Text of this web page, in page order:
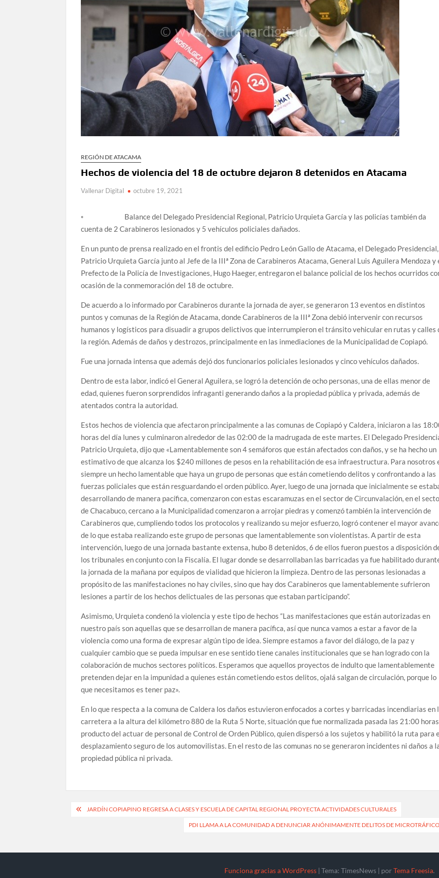
REGIÓN DE ATACAMA
Hechos de violencia del 18 de octubre dejaron 8 detenidos en Atacama
Vallenar Digital octubre 19, 2021
◦ Balance del Delegado Presidencial Regional, Patricio Urquieta García y las policías también da
cuenta de 2 Carabineros lesionados y 5 vehículos policiales dañados.
En un punto de prensa realizado en el frontis del edificio Pedro León Gallo de Atacama, el Delegado Presidencial,
Patricio Urquieta García junto al Jefe de la IIIª Zona de Carabineros Atacama, General Luis Aguilera Mendoza y
Prefecto de la Policía de Investigaciones, Hugo Haeger, entregaron el balance policial de los hechos ocurridos
ocasión de la conmemoración del 18 de octubre.
De acuerdo a lo informado por Carabineros durante la jornada de ayer, se generaron 13 eventos en distintos
puntos y comunas de la Región de Atacama, donde Carabineros de la IIIª Zona debió intervenir con recursos
humanos y logísticos para disuadir a grupos delictivos que interrumpieron el tránsito vehicular en rutas y calles
la región. Además de daños y destrozos, principalmente en las inmediaciones de la Municipalidad de Copiapó.
Fue una jornada intensa que además dejó dos funcionarios policiales lesionados y cinco vehículos dañados.
Dentro de esta labor, indicó el General Aguilera, se logró la detención de ocho personas, una de ellas menor de
edad, quienes fueron sorprendidos infraganti generando daños a la propiedad pública y privada, además de
atentados contra la autoridad.
Estos hechos de violencia que afectaron principalmente a las comunas de Copiapó y Caldera, iniciaron a las
horas del día lunes y culminaron alrededor de las 02:00 de la madrugada de este martes. El Delegado
Patricio Urquieta, dijo que «Lamentablemente son 4 semáforos que están afectados con daños, y se ha hecho un
estimativo de que alcanza los $240 millones de pesos en la rehabilitación de esa infraestructura. Para nosotros
siempre un hecho lamentable que haya un grupo de personas que están cometiendo delitos y confrontando a las
fuerzas policiales que están resguardando el orden público. Ayer, luego de una jornada que inicialmente se
desarrollando de manera pacífica, comenzaron con estas escaramuzas en el sector de Circunvalación, en el
de Chacabuco, cercano a la Municipalidad comenzaron a arrojar piedras y comenzó también la intervención de
Carabineros que, cumpliendo todos los protocolos y realizando su mejor esfuerzo, logró contener el mayor
de lo que estaba realizando este grupo de personas que lamentablemente son violentistas. A partir de esta
intervención, luego de una jornada bastante extensa, hubo 8 detenidos, 6 de ellos fueron puestos a disposición
los tribunales en conjunto con la Fiscalía. El lugar donde se desarrollaban las barricadas ya fue habilitado
la jornada de la mañana por equipos de vialidad que hicieron la limpieza. Dentro de las personas lesionadas a
propósito de las manifestaciones no hay civiles, sino que hay dos Carabineros que lamentablemente sufrieron
lesiones a partir de los hechos delictuales de las personas que estaban participando”.
Asimismo, Urquieta condenó la violencia y este tipo de hechos “Las manifestaciones que están autorizadas en
nuestro país son aquellas que se desarrollan de manera pacífica, así que nunca vamos a estar a favor de la
violencia como una forma de expresar algún tipo de idea. Siempre estamos a favor del diálogo, de la paz y
cualquier cambio que se pueda impulsar en ese sentido tiene canales institucionales que se han logrado con la
colaboración de muchos sectores políticos. Esperamos que aquellos proyectos de indulto que lamentablemente
pretenden dejar en la impunidad a quienes están cometiendo estos delitos, ojalá salgan de circulación, porque lo
que necesitamos es tener paz».
En lo que respecta a la comuna de Caldera los daños estuvieron enfocados a cortes y barricadas incendiarias en
carretera a la altura del kilómetro 880 de la Ruta 5 Norte, situación que fue normalizada pasada las 21:00 horas
producto del actuar de personal de Control de Orden Público, quien dispersó a los sujetos y habilitó la ruta para
desplazamiento seguro de los automovilistas. En el resto de las comunas no se generaron incidentes ni daños a
propiedad pública ni privada.
Navegación
JARDÍN COPIAPINO REGRESA A CLASES Y ESCUELA DE CAPITAL REGIONAL PROYECTA ACTIVIDADES CULTURALES
PDI LLAMA A LA COMUNIDAD A DENUNCIAR ANÓNIMAMENTE DELITOS DE MICROTRÁFICO
Funciona gracias a WordPress | Tema: TimesNews | por Tema Freesia.